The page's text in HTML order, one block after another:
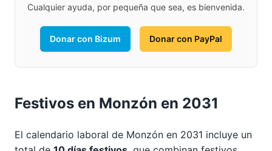
Cualquier ayuda, por pequeña que sea, es bienvenida.
Donar con Bizum Donar con PayPal
Festivos en Monzón en 2031
El calendario laboral de Monzón en 2031 incluye un